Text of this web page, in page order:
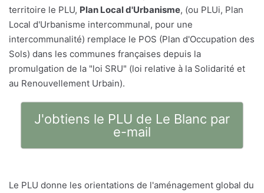
territoire le PLU, Plan Local d'Urbanisme, (ou PLUi, Plan
Local d'Urbanisme intercommunal, pour une
intercommunalité) remplace le POS (Plan d'Occupation des
Sols) dans les communes françaises depuis la
promulgation de la "loi SRU" (loi relative à la Solidarité et
au Renouvellement Urbain).
J'obtiens le PLU de Le Blanc par
e-mail
Le PLU donne les orientations de l'aménagement global du